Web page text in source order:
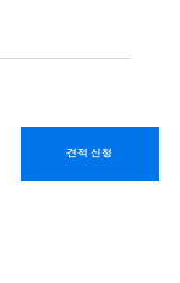
견적 신청